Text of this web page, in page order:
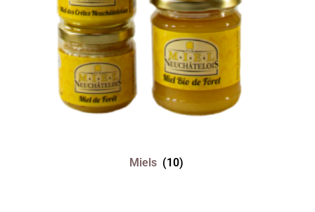
Miels (10)